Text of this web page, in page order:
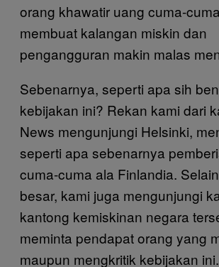
orang khawatir uang cuma-
membuat kalangan miskin dan
pengangguran makin malas
Sebenarnya, seperti apa sih
kebijakan ini? Rekan kami dari
News mengunjungi Helsinki,
seperti apa sebenarnya
cuma-cuma ala Finlandia.
besar, kami juga mengunjungi
kantong kemiskinan negara
meminta pendapat orang yang
maupun mengkritik kebijakan